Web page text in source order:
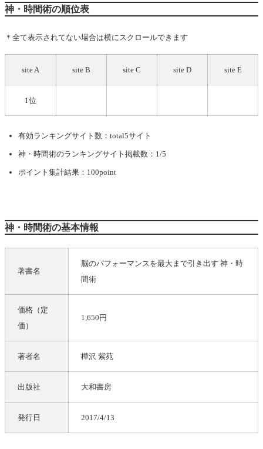
神・時間術の順位表
＊全て表示されてない場合は横にスクロールできます
site A site B site C site D site E
1位
有効ランキングサイト数：total5サイト
神・時間術のランキングサイト掲載数：1/5
ポイント集計結果：100point
神・時間術の基本情報
著書名
脳のパフォーマンスを最大まで引き出す 神・時
間術
価格（定
価）
1,650円
著者名 樺沢 紫苑
出版社 大和書房
発行日 2017/4/13